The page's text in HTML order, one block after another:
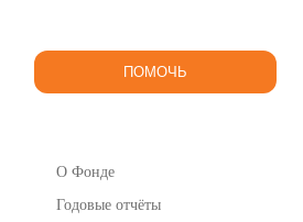
ПОМОЧЬ
О Фонде
Годовые отчёты